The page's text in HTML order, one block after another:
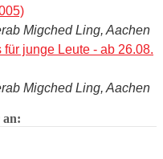
Migched Ling, Aachen
für junge Leute - ab 26.08.
Migched Ling, Aachen
an: